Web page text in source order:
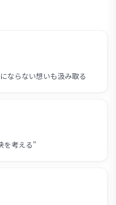
ならない想いも汲み取る
を考える"